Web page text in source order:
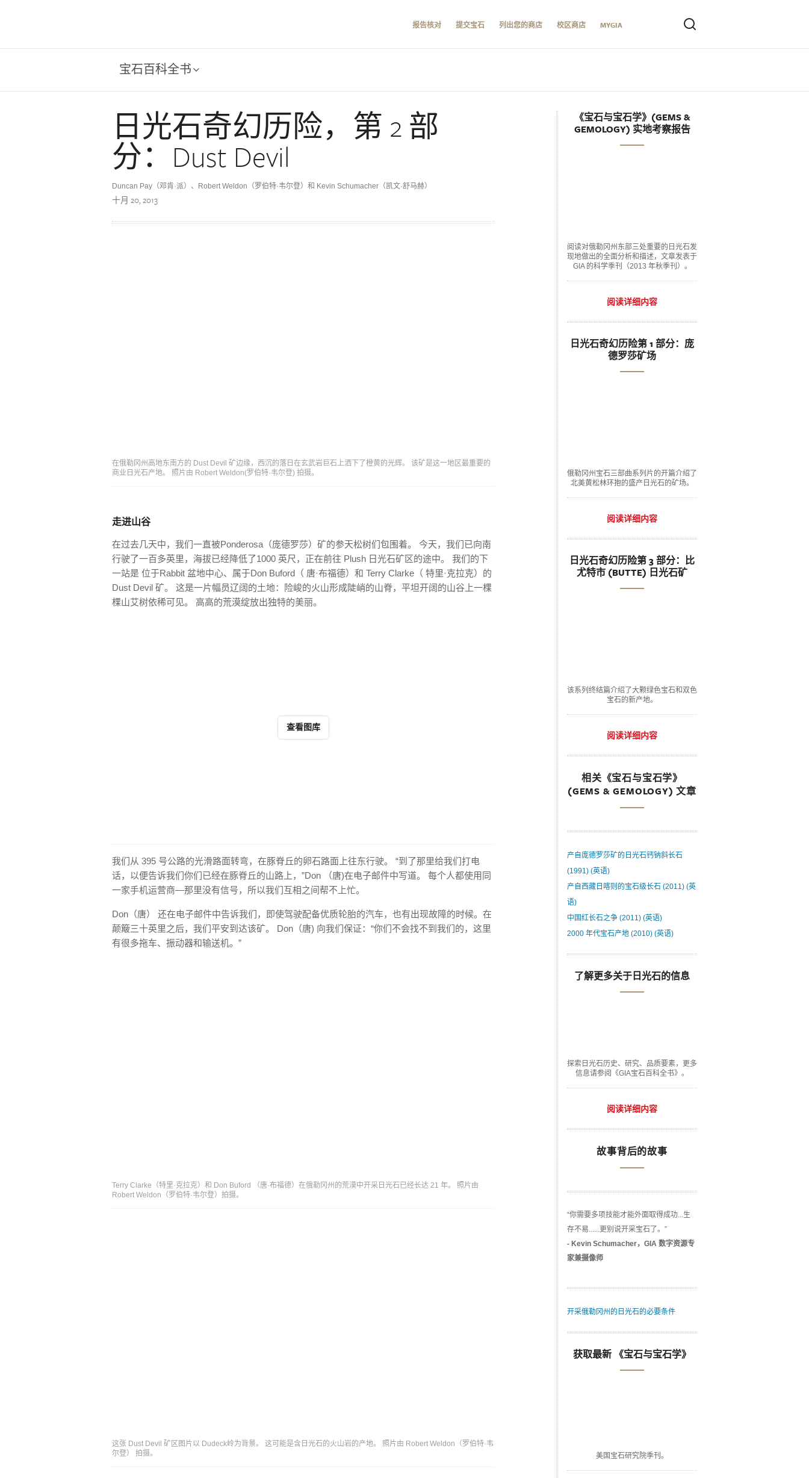
报告核对 提交宝石 列出您的商店 校区商店 MYGIA
宝石百科全书
日光石奇幻历险，第 2 部
分：Dust Devil
Duncan Pay（邓肯·派）、Robert Weldon（罗伯特·韦尔登）和 Kevin Schumacher（凯文·舒马赫）
十月 20, 2013
在俄勒冈州高地东南方的 Dust Devil 矿边缘，西沉的落日在玄武岩巨石上洒下了橙黄的光辉。 该矿是这一地区最重要的
商业日光石产地。 照片由 Robert Weldon(罗伯特·韦尔登) 拍摄。
走进山谷
在过去几天中，我们一直被Ponderosa（庞德罗莎）矿的参天松树们包围着。 今天，我们已向南
行驶了一百多英里，海拔已经降低了1000 英尺，正在前往 Plush 日光石矿区的途中。 我们的下
一站是 位于Rabbit 盆地中心、属于Don Buford（ 唐·布福德）和 Terry Clarke（ 特里·克拉克）的
Dust Devil 矿。 这是一片幅员辽阔的土地：险峻的火山形成陡峭的山脊，平坦开阔的山谷上一棵
棵山艾树依稀可见。 高高的荒漠绽放出独特的美丽。
查看图库
我们从 395 号公路的光滑路面转弯，在豚脊丘的卵石路面上往东行驶。 “到了那里给我们打电
话，以便告诉我们你们已经在豚脊丘的山路上，”Don （唐)在电子邮件中写道。 每个人都使用同
一家手机运营商—那里没有信号，所以我们互相之间帮不上忙。
Don（唐） 还在电子邮件中告诉我们，即使驾驶配备优质轮胎的汽车，也有出现故障的时候。在
颠簸三十英里之后，我们平安到达该矿。 Don（唐) 向我们保证：“你们不会找不到我们的，这里
有很多拖车、振动器和输送机。”
Terry Clarke（特里·克拉克）和 Don Buford （唐·布福德）在俄勒冈州的荒漠中开采日光石已经长达 21 年。 照片由
Robert Weldon（罗伯特·韦尔登）拍摄。
这张 Dust Devil 矿区图片以 Dudeck岭为背景。 这可能是含日光石的火山岩的产地。 照片由 Robert Weldon（罗伯特·韦
尔登） 拍摄。
《宝石与宝石学》(GEMS &
GEMOLOGY) 实地考察报告
阅读对俄勒冈州东部三处重要的日光石发
现地做出的全面分析和描述，文章发表于
GIA 的科学季刊（2013 年秋季刊）。
阅读详细内容
日光石奇幻历险第 1 部分：庞
德罗莎矿场
俄勒冈州宝石三部曲系列片的开篇介绍了
北美黄松林环抱的盛产日光石的矿场。
阅读详细内容
日光石奇幻历险第 3 部分：比
尤特市 (BUTTE) 日光石矿
该系列终结篇介绍了大颗绿色宝石和双色
宝石的新产地。
阅读详细内容
相关《宝石与宝石学》
(GEMS & GEMOLOGY) 文章
产自庞德罗莎矿的日光石钙钠斜长石
(1991) (英语)
产自西藏日喀则的宝石级长石 (2011) (英
语)
中国红长石之争 (2011) (英语)
2000 年代宝石产地 (2010) (英语)
了解更多关于日光石的信息
探索日光石历史、研究、品质要素，更多
信息请参阅《GIA宝石百科全书》。
阅读详细内容
故事背后的故事
“你需要多项技能才能外面取得成功...生
存不易......更别说开采宝石了。”
- Kevin Schumacher，GIA 数字资源专
家兼摄像师
开采俄勒冈州的日光石的必要条件
获取最新 《宝石与宝石学》
美国宝石研究院季刊。